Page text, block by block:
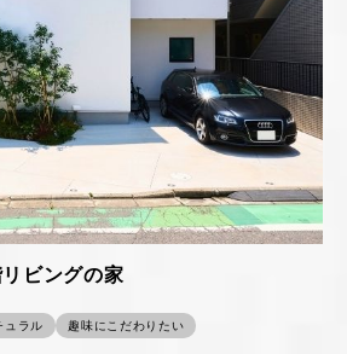
ビングの家
ュラル
趣味にこだわりたい